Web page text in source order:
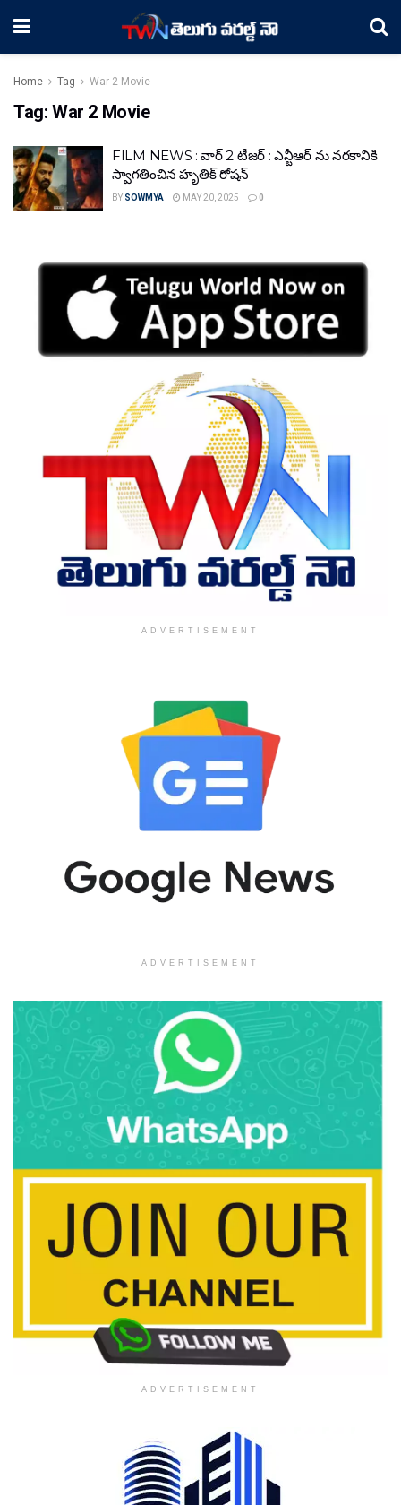
Home Tag War 2 Movie
Tag: War 2 Movie
FILM NEWS : వార్ 2 టీజర్ : ఎన్టీఆర్ ను నరకానికి
స్వాగతించిన హృతిక్ రోషన్
BY SOWMYA MAY 20, 2025 0
ADVERTISEMENT
ADVERTISEMENT
ADVERTISEMENT